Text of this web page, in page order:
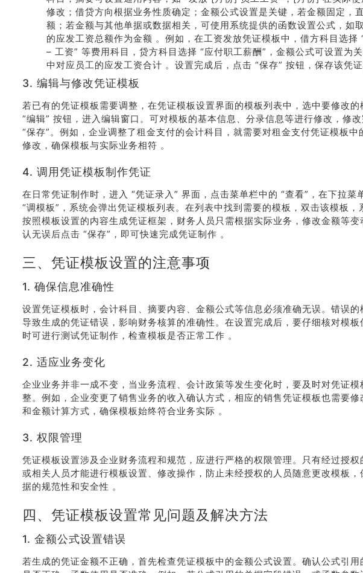
联系我
们
在线沟
通
修改；借贷方向根据业务性质确定；金额公式设置是关键，若金额固定，
额；若金额与其他单据或数据相关，可使用系统提供的函数设置公式，如
的应发工资总额作为金额 。例如，在工资发放凭证模板中，借方科目选择
– 工资” 等费用科目，贷方科目选择 “应付职工薪酬”，金额公式可设置为
中对应员工的应发工资合计 。设置完成后，点击 “保存” 按钮，保存该凭证
3. 编辑与修改凭证模板
若已有的凭证模板需要调整，在凭证模板设置界面的模板列表中，选中要修改的
“编辑” 按钮，进入编辑窗口。可对模板的基本信息、分录信息等进行修改，修
“保存”。例如，企业调整了租金支付的会计科目，就需要对租金支付凭证模板中
修改，确保模板与实际业务相符 。
4. 调用凭证模板制作凭证
在日常凭证制作时，进入 “凭证录入” 界面，点击菜单栏中的 “查看”，在下拉菜
“调模板”，系统会弹出凭证模板列表。在列表中找到需要的模板，双击该模板，
按照模板设置的内容生成凭证框架，财务人员只需根据实际业务，修改金额等变
认无误后点击 “保存”，即可快速完成凭证制作 。
三、凭证模板设置的注意事项
1. 确保信息准确性
设置凭证模板时，会计科目、摘要内容、金额公式等信息必须准确无误。错误的
导致生成的凭证错误，影响财务核算的准确性。在设置完成后，要仔细核对模板
时可进行测试凭证制作，检查模板是否正常工作 。
2. 适应业务变化
企业业务并非一成不变，当业务流程、会计政策等发生变化时，要及时对凭证模
整。例如，企业变更了销售业务的收入确认方式，相应的销售凭证模板也需要修
和金额计算方式，确保模板始终符合业务实际 。
3. 权限管理
凭证模板设置涉及企业财务流程和规范，应进行严格的权限管理。只有经过授权
或相关人员才能进行模板设置、修改操作，防止未经授权的人员随意更改模板，
据的规范性和安全性 。
四、凭证模板设置常见问题及解决方法
1. 金额公式设置错误
若生成的凭证金额不正确，首先检查凭证模板中的金额公式设置。确认公式引用